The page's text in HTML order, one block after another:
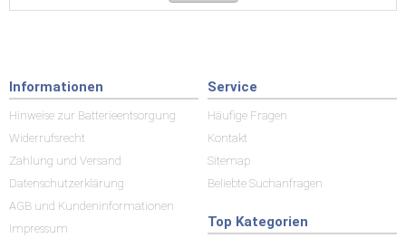
Informationen
Hinweise zur Batterieentsorgung
Widerrufsrecht
Zahlung und Versand
Datenschutzerklärung
AGB und Kundeninformationen
Impressum
Service
Häufige Fragen
Kontakt
Sitemap
Beliebte Suchanfragen
Top Kategorien